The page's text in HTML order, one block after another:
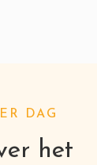
DAG
het